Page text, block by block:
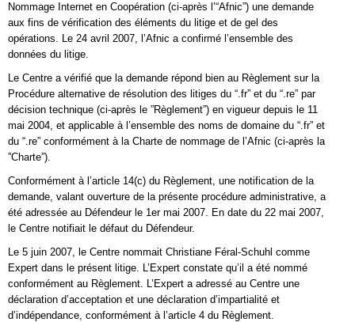
Nommage Internet en Coopération (ci-après l’“Afnic”) une demande
aux fins de vérification des éléments du litige et de gel des
opérations. Le 24 avril 2007, l’Afnic a confirmé l’ensemble des
données du litige.
Le Centre a vérifié que la demande répond bien au Règlement sur la
Procédure alternative de résolution des litiges du “.fr” et du “.re” par
décision technique (ci-après le ”Règlement”) en vigueur depuis le 11
mai 2004, et applicable à l’ensemble des noms de domaine du “.fr” et
du “.re” conformément à la Charte de nommage de l’Afnic (ci-après la
”Charte”).
Conformément à l’article 14(c) du Règlement, une notification de la
demande, valant ouverture de la présente procédure administrative, a
été adressée au Défendeur le 1er mai 2007. En date du 22 mai 2007,
le Centre notifiait le défaut du Défendeur.
Le 5 juin 2007, le Centre nommait Christiane Féral-Schuhl comme
Expert dans le présent litige. L’Expert constate qu’il a été nommé
conformément au Règlement. L’Expert a adressé au Centre une
déclaration d’acceptation et une déclaration d’impartialité et
d’indépendance, conformément à l’article 4 du Règlement.